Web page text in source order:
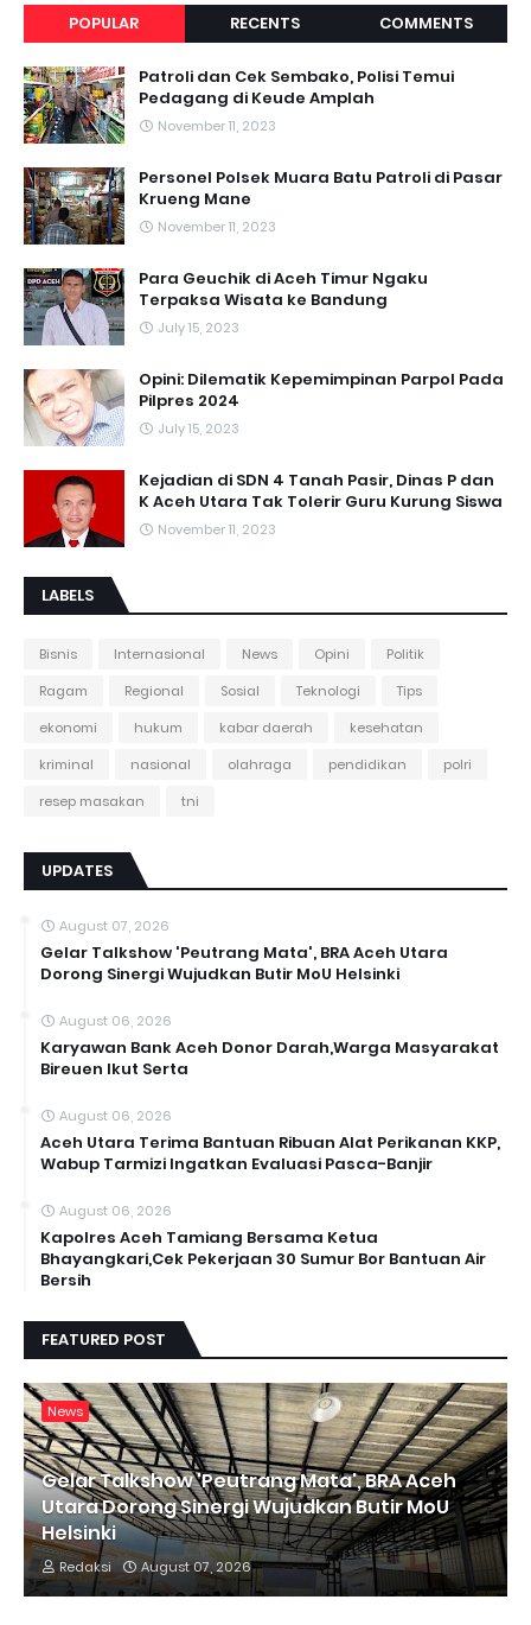
POPULAR RECENTS COMMENTS
Patroli dan Cek Sembako, Polisi Temui
Pedagang di Keude Amplah
November 11, 2023
Personel Polsek Muara Batu Patroli di Pasar
Krueng Mane
November 11, 2023
Para Geuchik di Aceh Timur Ngaku
Terpaksa Wisata ke Bandung
July 15, 2023
Opini: Dilematik Kepemimpinan Parpol Pada
Pilpres 2024
July 15, 2023
Kejadian di SDN 4 Tanah Pasir, Dinas P dan
K Aceh Utara Tak Tolerir Guru Kurung Siswa
November 11, 2023
LABELS
Bisnis Internasional News Opini
Politik
Ragam
Regional Sosial Teknologi
Tips
ekonomi
hukum kabar daerah
kesehatan
kriminal
nasional olahraga pendidikan
polri
resep masakan
tni
UPDATES
August 07, 2026
Gelar Talkshow 'Peutrang Mata', BRA Aceh Utara
Dorong Sinergi Wujudkan Butir MoU Helsinki
August 06, 2026
Karyawan Bank Aceh Donor Darah,Warga Masyarakat
Bireuen Ikut Serta
August 06, 2026
Aceh Utara Terima Bantuan Ribuan Alat Perikanan KKP,
Wabup Tarmizi Ingatkan Evaluasi Pasca-Banjir
August 06, 2026
Kapolres Aceh Tamiang Bersama Ketua
Bhayangkari,Cek Pekerjaan 30 Sumur Bor Bantuan Air
Bersih
FEATURED POST
News
Gelar Talkshow 'Peutrang Mata', BRA Aceh
Utara Dorong Sinergi Wujudkan Butir MoU
Helsinki
Redaksi August 07, 2026